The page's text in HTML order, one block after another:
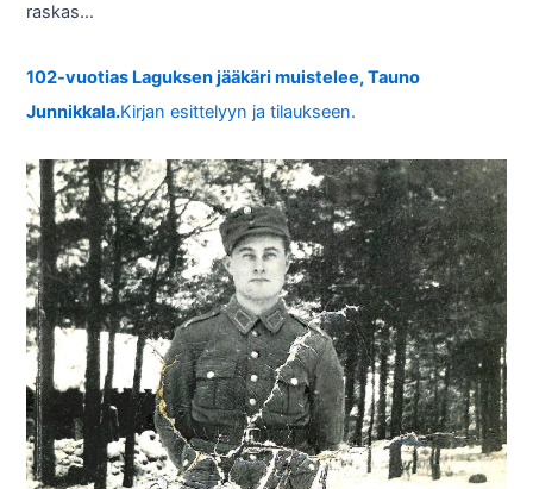
raskas…
102-vuotias Laguksen jääkäri muistelee, Tauno
Junnikkala.Kirjan esittelyyn ja tilaukseen.